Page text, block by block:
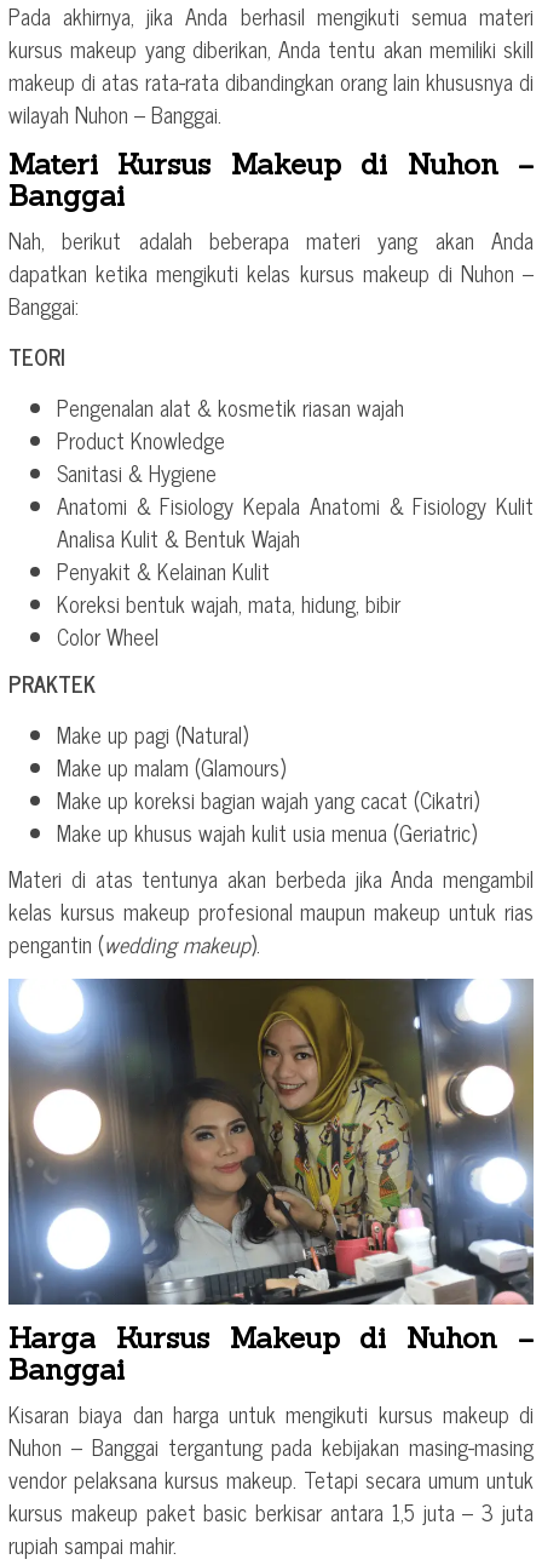
Pada akhirnya, jika Anda berhasil mengikuti semua materi
kursus makeup yang diberikan, Anda tentu akan memiliki skill
makeup di atas rata-rata dibandingkan orang lain khususnya di
wilayah Nuhon – Banggai.
Materi Kursus Makeup di Nuhon –
Banggai
Nah, berikut adalah beberapa materi yang akan Anda
dapatkan ketika mengikuti kelas kursus makeup di Nuhon –
Banggai:
TEORI
Pengenalan alat & kosmetik riasan wajah
Product Knowledge
Sanitasi & Hygiene
Anatomi & Fisiology Kepala Anatomi & Fisiology Kulit
Analisa Kulit & Bentuk Wajah
Penyakit & Kelainan Kulit
Koreksi bentuk wajah, mata, hidung, bibir
Color Wheel
PRAKTEK
Make up pagi (Natural)
Make up malam (Glamours)
Make up koreksi bagian wajah yang cacat (Cikatri)
Make up khusus wajah kulit usia menua (Geriatric)
Materi di atas tentunya akan berbeda jika Anda mengambil
kelas kursus makeup profesional maupun makeup untuk rias
pengantin (wedding makeup).
Harga Kursus Makeup di Nuhon –
Banggai
Kisaran biaya dan harga untuk mengikuti kursus makeup di
Nuhon – Banggai tergantung pada kebijakan masing-masing
vendor pelaksana kursus makeup. Tetapi secara umum untuk
kursus makeup paket basic berkisar antara 1,5 juta – 3 juta
rupiah sampai mahir.